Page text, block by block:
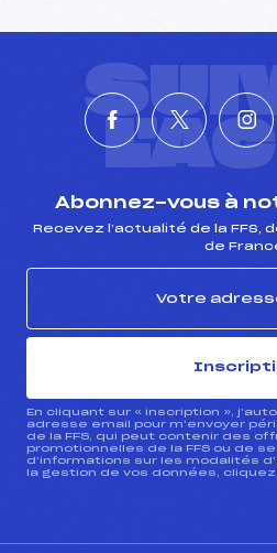
Abonnez-vous à
Recevez l’actualité de la FFS,
de
En cliquant sur « inscription »,
adresse email pour m’envoyer
de la FFS, qui peut contenir des
promotionnelles de la FFS ou de
d’informations sur les modalités
la gestion de vos données, cliquez